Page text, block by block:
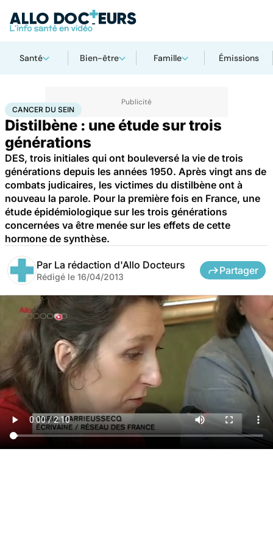
Santé Bien-être Famille Émissions
AccueilSanté Maladies Cancer du sein
CANCER DU SEIN
Distilbène : une étude sur trois
générations
DES, trois initiales qui ont bouleversé la vie de trois
générations depuis les années 1950. Après vingt ans de
combats judicaires, les victimes du distilbène ont à
nouveau la parole. Pour la première fois en France, une
étude épidémiologique sur les trois générations
concernées va être menée sur les effets de cette
hormone de synthèse.
Par La rédaction d'Allo Docteurs
Rédigé le 16/04/2013
Partager